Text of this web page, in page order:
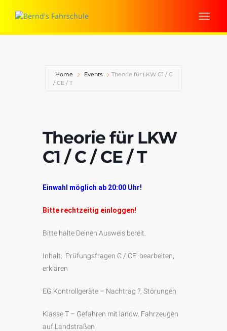
Home Events
Theorie für LKW C1 / C
/ CE / T
Theorie für LKW
C1 / C / CE / T
Einwahl möglich ab 20:00 Uhr!
Bitte rechtzeitig einloggen!
Bitte halte Deinen Ausweis bereit.
Inhalt: Prüfungsfragen C / CE bearbeiten,
erklären
EG Kontrollgeräte – Nachtrag ?, Störungen
Klasse T – Gefahren mit landw. Fahrzeugen
auf Landstraßen